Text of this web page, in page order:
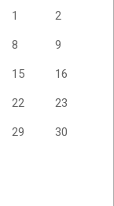
1 2
8 9
15 16
22 23
29 30